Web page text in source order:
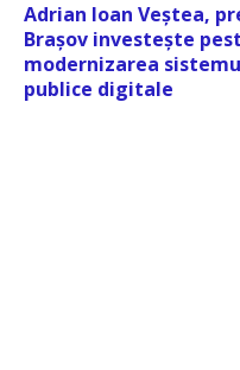
Adrian Ioan Veștea,
Brașov investește
modernizarea
publice digitale